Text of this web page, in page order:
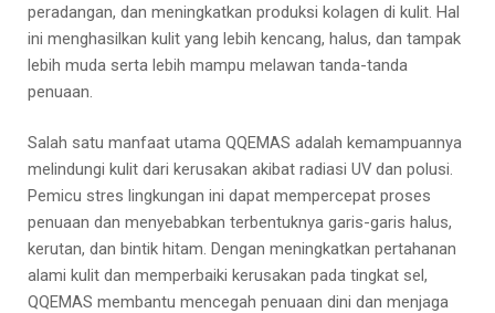
peradangan, dan meningkatkan produksi kolagen di kulit. Hal
ini menghasilkan kulit yang lebih kencang, halus, dan tampak
lebih muda serta lebih mampu melawan tanda-tanda
penuaan.
Salah satu manfaat utama QQEMAS adalah kemampuannya
melindungi kulit dari kerusakan akibat radiasi UV dan polusi.
Pemicu stres lingkungan ini dapat mempercepat proses
penuaan dan menyebabkan terbentuknya garis-garis halus,
kerutan, dan bintik hitam. Dengan meningkatkan pertahanan
alami kulit dan memperbaiki kerusakan pada tingkat sel,
QQEMAS membantu mencegah penuaan dini dan menjaga